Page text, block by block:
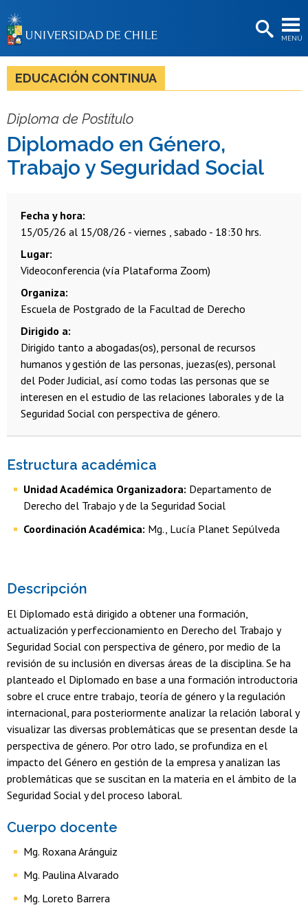
MENÚ
BIBLIOTECAS
LA UNIVERSIDAD
Estudiantes
Académicas/os
EDUCACIÓN CONTINUA
Diploma de Postítulo
Diplomado en Género,
Trabajo y Seguridad Social
Fecha y hora
15/05/26 al 15/08/26 - viernes , sabado - 18:30 hrs.
Lugar
Videoconferencia (vía Plataforma Zoom)
Organiza
Escuela de Postgrado de la Facultad de Derecho
Dirigido a
Dirigido tanto a abogadas(os), personal de recursos
humanos y gestión de las personas, juezas(es), personal
del Poder Judicial, así como todas las personas que se
interesen en el estudio de las relaciones laborales y de la
Seguridad Social con perspectiva de género.
Estructura académica
Unidad Académica Organizadora: Departamento de
Derecho del Trabajo y de la Seguridad Social
Coordinación Académica: Mg., Lucía Planet Sepúlveda
Descripción
El Diplomado está dirigido a obtener una formación,
actualización y perfeccionamiento en Derecho del Trabajo y
Seguridad Social con perspectiva de género, por medio de la
revisión de su inclusión en diversas áreas de la disciplina. Se ha
planteado el Diplomado en base a una formación introductoria
sobre el cruce entre trabajo, teoría de género y la regulación
internacional, para posteriormente analizar la relación laboral y
visualizar las diversas problemáticas que se presentan desde la
perspectiva de género. Por otro lado, se profundiza en el
impacto del Género en gestión de la empresa y analizan las
problemáticas que se suscitan en la materia en el ámbito de la
Seguridad Social y del proceso laboral.
Cuerpo docente
Mg. Roxana Aránguiz
Mg. Paulina Alvarado
Mg. Loreto Barrera